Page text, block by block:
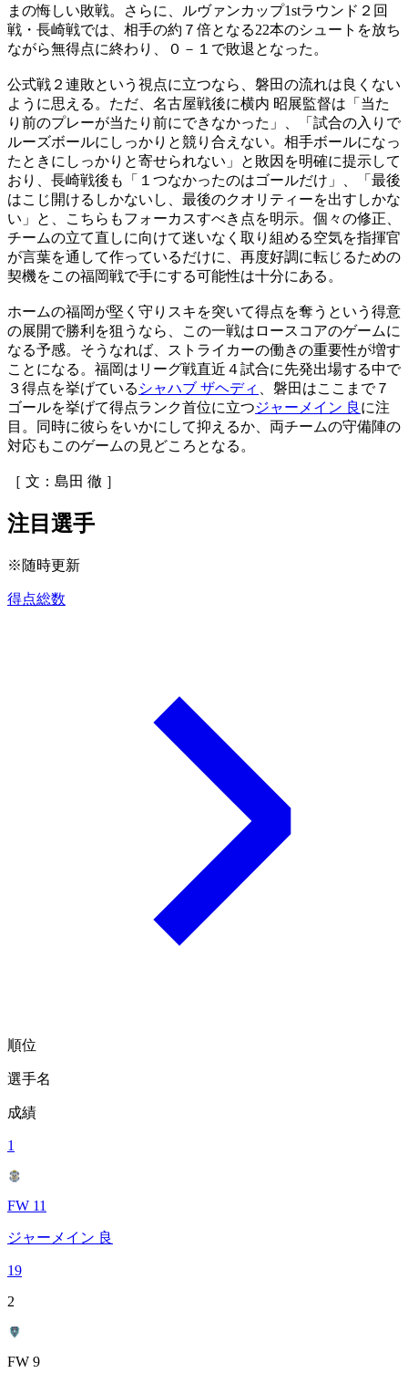
まの悔しい敗戦。さらに、ルヴァンカップ1stラウンド２回
戦・長崎戦では、相手の約７倍となる22本のシュートを放ち
ながら無得点に終わり、０－１で敗退となった。
公式戦２連敗という視点に立つなら、磐田の流れは良くない
ように思える。ただ、名古屋戦後に横内 昭展監督は「当た
り前のプレーが当たり前にできなかった」、「試合の入りで
ルーズボールにしっかりと競り合えない。相手ボールになっ
たときにしっかりと寄せられない」と敗因を明確に提示して
おり、長崎戦後も「１つなかったのはゴールだけ」、「最後
はこじ開けるしかないし、最後のクオリティーを出すしかな
い」と、こちらもフォーカスすべき点を明示。個々の修正、
チームの立て直しに向けて迷いなく取り組める空気を指揮官
が言葉を通して作っているだけに、再度好調に転じるための
契機をこの福岡戦で手にする可能性は十分にある。
ホームの福岡が堅く守りスキを突いて得点を奪うという得意
の展開で勝利を狙うなら、この一戦はロースコアのゲームに
なる予感。そうなれば、ストライカーの働きの重要性が増す
ことになる。福岡はリーグ戦直近４試合に先発出場する中で
３得点を挙げている シャハブ ザヘディ
、磐田はここまで７
ゴールを挙げて得点ランク首位に立つジャーメイン 良 に注
目。同時に彼らをいかにして抑えるか、両チームの守備陣の
対応もこのゲームの見どころとなる。
［ 文：島田 徹 ］
注目選手
※随時更新
得点総数
順位
選手名
成績
1
FW 11
ジャーメイン 良
19
2
FW 9